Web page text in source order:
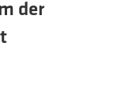
der